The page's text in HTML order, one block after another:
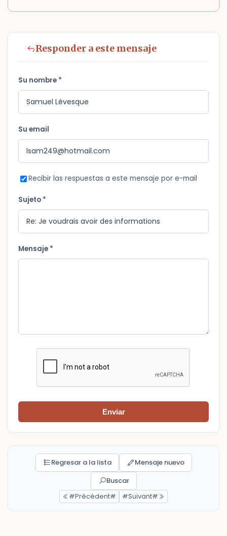
Responder a este mensaje
Su nombre *
Su email
Recibir las respuestas a este mensaje por e-mail
Sujeto *
Mensaje *
Enviar
Regresar a la lista
Mensaje nuevo
Buscar
#Précédent#
#Suivant#